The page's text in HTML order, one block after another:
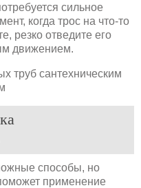
сильное
когда трос на что-то
резко отведите его
движением.
способы, но
применение